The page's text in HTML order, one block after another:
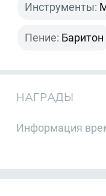
Инструменты:
Пение: Баритон
НАГРАДЫ
Информация